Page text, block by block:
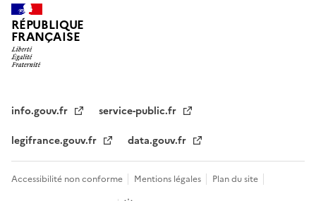
RÉPUBLIQUE
FRANÇAISE
info.gouv.fr
service-public.fr
legifrance.gouv.fr
data.gouv.fr
Accessibilité non conforme Mentions légales
Plan du site